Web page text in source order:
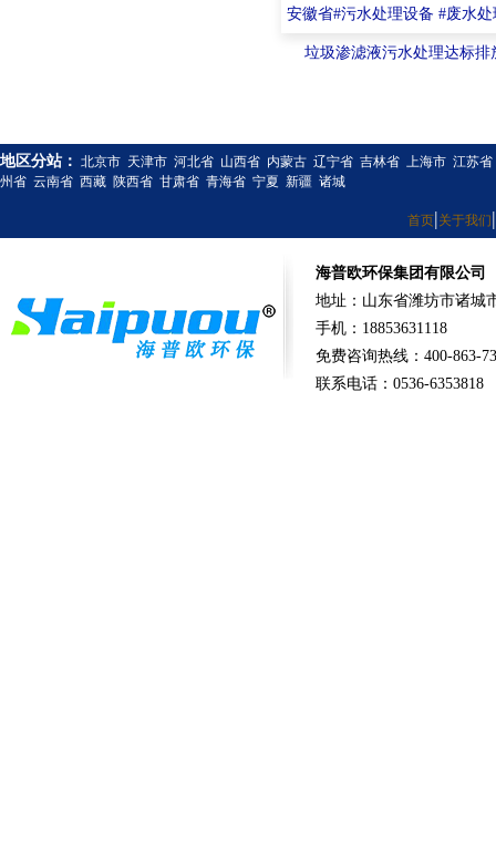
安徽省#污水处理设备 #废水
垃圾渗滤液污水处理达标排
地区分站： 北京市 天津市 河北省 山西省 内蒙古 辽宁省 吉林省 上海市 江苏省
州省 云南省 西藏 陕西省 甘肃省 青海省 宁夏 新疆 诸城
首页|关于我们|
海普欧环保集团有限公司
地址：山东省潍坊市诸城
手机：18853631118
免费咨询热线：400-863-
联系电话：0536-6353818